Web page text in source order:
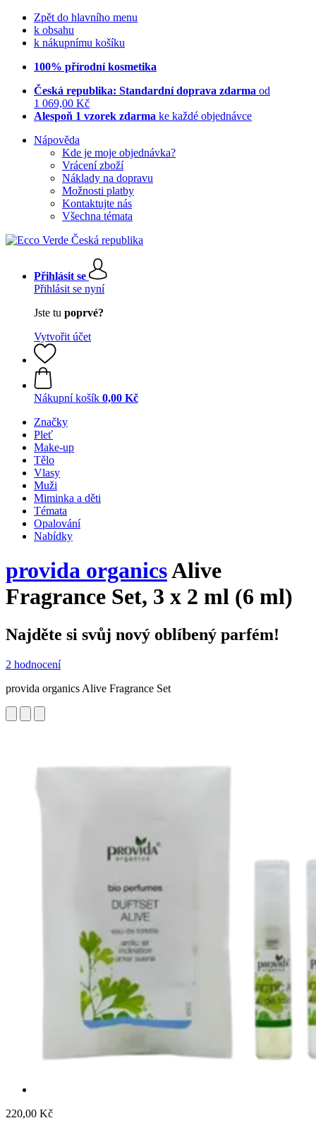
Zpět do hlavního menu
k obsahu
k nákupnímu košíku
100% přírodní kosmetika
Česká republika: Standardní doprava zdarma od
1 069,00 Kč
Alespoň 1 vzorek zdarma ke každé objednávce
Nápověda
Kde je moje objednávka?
Vrácení zboží
Náklady na dopravu
Možnosti platby
Kontaktujte nás
Všechna témata
Přihlásit se
Přihlásit se nyní
Jste tu poprvé?
Vytvořit účet
Nákupní košík 0,00 Kč
Značky
Pleť
Make-up
Tělo
Vlasy
Muži
Miminka a děti
Témata
Opalování
Nabídky
provida organicsAlive
Fragrance Set, 3 x 2 ml (6 ml)
Najděte si svůj nový oblíbený parfém!
2 hodnocení
provida organics Alive Fragrance Set
220,00 Kč